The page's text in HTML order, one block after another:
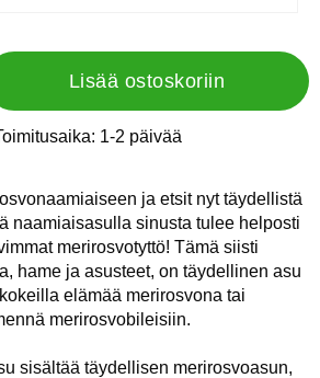
Lisää ostoskoriin
Varastossa
1-2 päivää
ja etsit nyt täydellistä
naamiaisasulla sinusta tulee helposti
merirosvotyttö! Tämä siisti
hame ja asusteet, on täydellinen asu
elämää merirosvona tai
merirosvobileisiin.
sisältää täydellisen merirosvoasun,